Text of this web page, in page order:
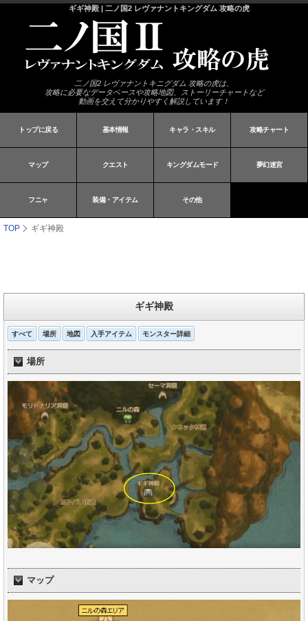
ギギ神殿 | 二ノ国2 レヴァナントキングダム 攻略の虎
二ノ国2 レヴァナントキニグダム 攻略の虎は、
攻略に必要なデータベースや攻略地図、ストーリーチャートなど
動画を交えて分かりやすく解説しています！
トップに戻る 基本情報 キャラ・スキル 攻略チャート
マップ クエスト キングダムモード 夢幻迷宮
フニャ 装備・アイテム その他
TOP ギギ神殿
ギギ神殿
すべて 場所 地図 入手アイテム モンスター詳細
場所
マップ